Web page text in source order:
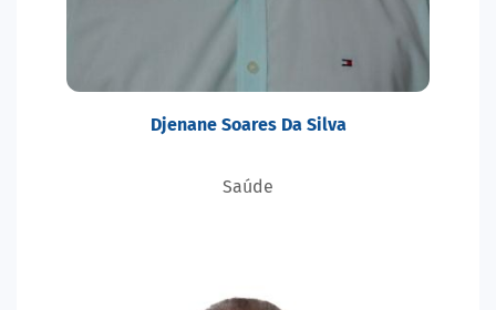
Djenane Soares Da Silva
Saúde